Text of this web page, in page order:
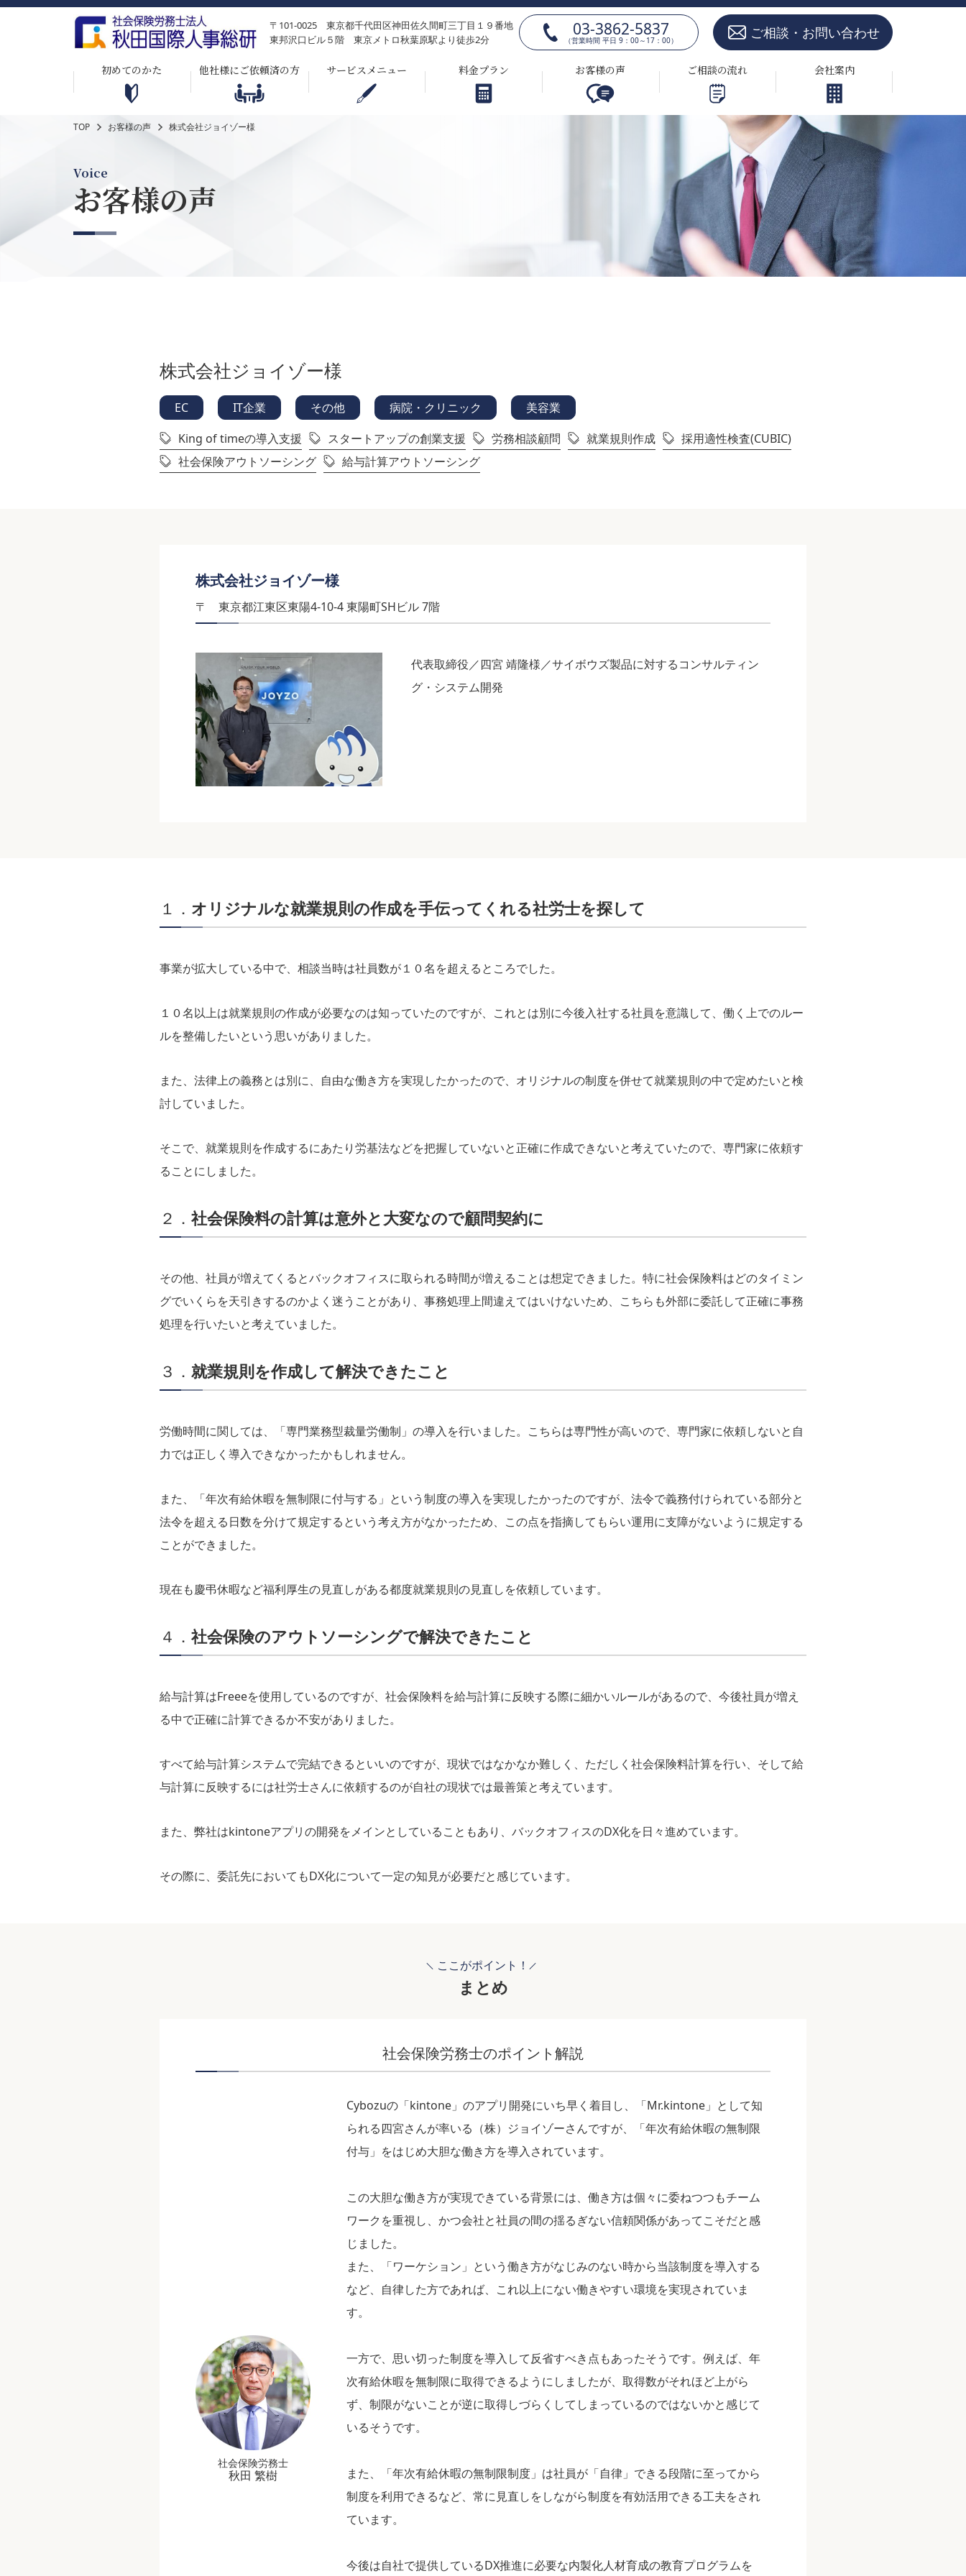
〒101-0025 東京都千代田区神田佐久間町三丁目１９番地
東邦沢口ビル５階 東京メトロ秋葉原駅より徒歩2分
03-3862-5837
（営業時間 平日 9：00～17：00） ご相談・お問い合わせ
初めてのかた 他社様にご依頼済の方 サービスメニュー 料金プラン お客様の声 ご相談の流れ 会社案内
TOP お客様の声 株式会社ジョイゾー様
Voice
お客様の声
株式会社ジョイゾー様
EC IT企業 その他 病院・クリニック
美容業
King of timeの導入支援
スタートアップの創業支援 労務相談顧問 就業規則作成
採用適性検査(CUBIC)
社会保険アウトソーシング
給与計算アウトソーシング
株式会社ジョイゾー様
〒 東京都江東区東陽4-10-4 東陽町SHビル 7階
代表取締役／四宮 靖隆様／サイボウズ製品に対するコンサルティン
グ・システム開発
１． オリジナルな就業規則の作成を手伝ってくれる社労士を探して
事業が拡大している中で、相談当時は社員数が１０名を超えるところでした。
１０名以上は就業規則の作成が必要なのは知っていたのですが、これとは別に今後入社する社員を意識して、働く上でのルー
ルを整備したいという思いがありました。
また、法律上の義務とは別に、自由な働き方を実現したかったので、オリジナルの制度を併せて就業規則の中で定めたいと検
討していました。
そこで、就業規則を作成するにあたり労基法などを把握していないと正確に作成できないと考えていたので、専門家に依頼す
ることにしました。
２． 社会保険料の計算は意外と大変なので顧問契約に
その他、社員が増えてくるとバックオフィスに取られる時間が増えることは想定できました。特に社会保険料はどのタイミン
グでいくらを天引きするのかよく迷うことがあり、事務処理上間違えてはいけないため、こちらも外部に委託して正確に事務
処理を行いたいと考えていました。
３． 就業規則を作成して解決できたこと
労働時間に関しては、「専門業務型裁量労働制」の導入を行いました。こちらは専門性が高いので、専門家に依頼しないと自
力では正しく導入できなかったかもしれません。
また、「年次有給休暇を無制限に付与する」という制度の導入を実現したかったのですが、法令で義務付けられている部分と
法令を超える日数を分けて規定するという考え方がなかったため、この点を指摘してもらい運用に支障がないように規定する
ことができました。
現在も慶弔休暇など福利厚生の見直しがある都度就業規則の見直しを依頼しています。
４． 社会保険のアウトソーシングで解決できたこと
給与計算はFreeeを使用しているのですが、社会保険料を給与計算に反映する際に細かいルールがあるので、今後社員が増え
る中で正確に計算できるか不安がありました。
すべて給与計算システムで完結できるといいのですが、現状ではなかなか難しく、ただしく社会保険料計算を行い、そして給
与計算に反映するには社労士さんに依頼するのが自社の現状では最善策と考えています。
また、弊社はkintoneアプリの開発をメインとしていることもあり、バックオフィスのDX化を日々進めています。
その際に、委託先においてもDX化について一定の知見が必要だと感じています。
ここがポイント！
まとめ
社会保険労務士のポイント解説
社会保険労務士
秋田 繁樹
Cybozuの「kintone」のアプリ開発にいち早く着目し、「Mr.kintone」として知
られる四宮さんが率いる（株）ジョイゾーさんですが、「年次有給休暇の無制限
付与」をはじめ大胆な働き方を導入されています。
この大胆な働き方が実現できている背景には、働き方は個々に委ねつつもチーム
ワークを重視し、かつ会社と社員の間の揺るぎない信頼関係があってこそだと感
じました。
また、「ワーケション」という働き方がなじみのない時から当該制度を導入する
など、自律した方であれば、これ以上にない働きやすい環境を実現されていま
す。
一方で、思い切った制度を導入して反省すべき点もあったそうです。例えば、年
次有給休暇を無制限に取得できるようにしましたが、取得数がそれほど上がら
ず、制限がないことが逆に取得しづらくしてしまっているのではないかと感じて
いるそうです。
また、「年次有給休暇の無制限制度」は社員が「自律」できる段階に至ってから
制度を利用できるなど、常に見直しをしながら制度を有効活用できる工夫をされ
ています。
今後は自社で提供しているDX推進に必要な内製化人材育成の教育プログラムを